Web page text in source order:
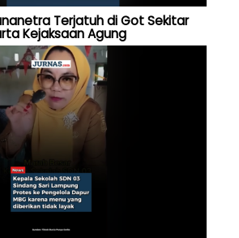
Terjatuh di Got Sekitar
Kejaksaan Agung